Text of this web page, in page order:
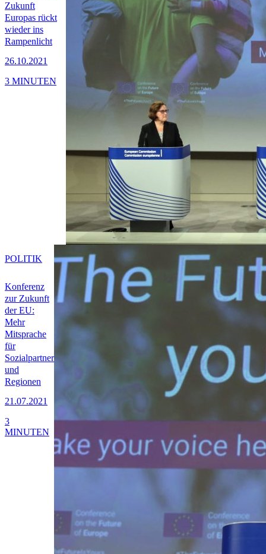
Zukunft
Europas rückt
wieder ins
Rampenlicht
26.10.2021
3 MINUTEN
Konferenz
zur Zukunft
der EU:
Mehr
Mitsprache
für
Sozialpartner
und
Regionen
21.07.2021
POLITIK
3
MINUTEN